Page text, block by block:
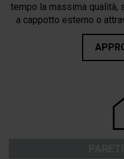
tempo la massima qualità,
a cappotto esterno o